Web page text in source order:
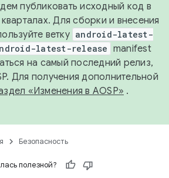
публиковать исходный код в
Для сборки и внесения
ветку android-latest-
latest-release manifest
на самый последний релиз,
Для получения дополнительной
«Изменения в AOSP» .
Безопасность
полезной?